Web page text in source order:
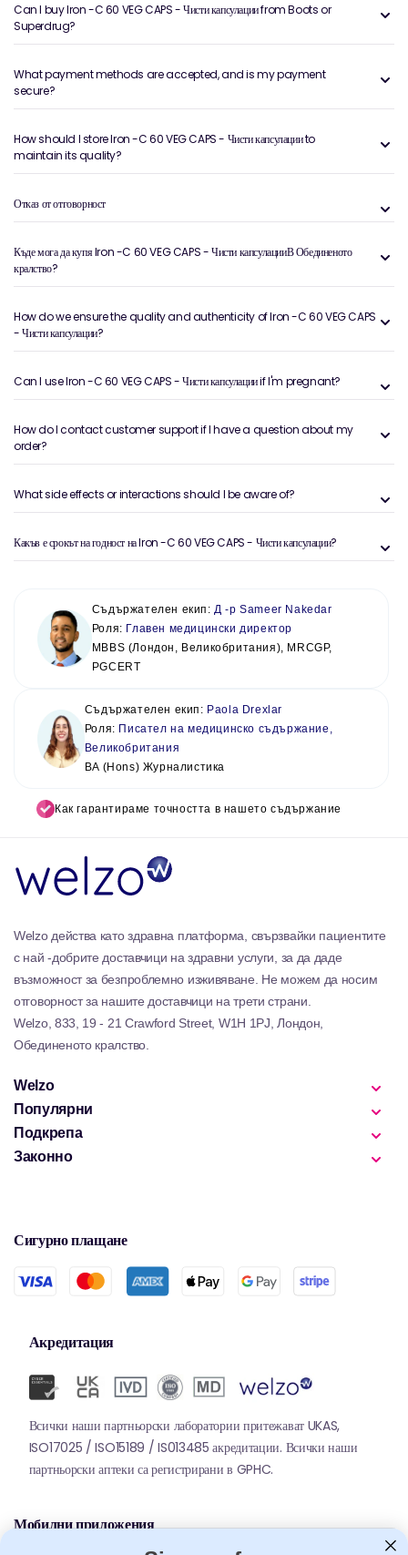
Can I buy Iron -C 60 VEG CAPS - Чисти капсулации from Boots or
Superdrug?
What payment methods are accepted, and is my payment
secure?
How should I store Iron -C 60 VEG CAPS - Чисти капсулации to
maintain its quality?
Отказ от отговорност
Къде мога да купя Iron -C 60 VEG CAPS - Чисти капсулацииВ Обединеното
кралство?
How do we ensure the quality and authenticity of Iron -C 60 VEG CAPS
- Чисти капсулации?
Can I use Iron -C 60 VEG CAPS - Чисти капсулации if I'm pregnant?
How do I contact customer support if I have a question about my
order?
What side effects or interactions should I be aware of?
Какъв е срокът на годност на Iron -C 60 VEG CAPS - Чисти капсулации?
Съдържателен екип:Д -р Sameer Nakedar
Роля: Главен медицински директор
MBBS (Лондон, Великобритания), MRCGP,
PGCERT
Съдържателен екип: Paola Drexlar
Роля: Писател на медицинско съдържание,
Великобритания
BA (Hons) Журналистика
Как гарантираме точността в нашето съдържание
Welzo действа като здравна платформа, свързвайки пациентите
с най -добрите доставчици на здравни услуги, за да даде
възможност за безпроблемно изживяване. Не можем да носим
отговорност за нашите доставчици на трети страни.
Welzo, 833, 19 - 21 Crawford Street, W1H 1PJ, Лондон,
Обединеното кралство.
Welzo
Популярни
Подкрепа
Законно
Сигурно плащане
Акредитация
Всички наши партньорски лаборатории притежават UKAS,
ISO17025 / ISO15189 / IS013485 акредитации. Всички наши
партньорски аптеки са регистрирани в GPHC.
Мобилни приложения